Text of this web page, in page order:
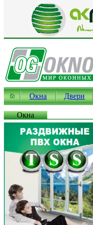
Окна Двери
Окна